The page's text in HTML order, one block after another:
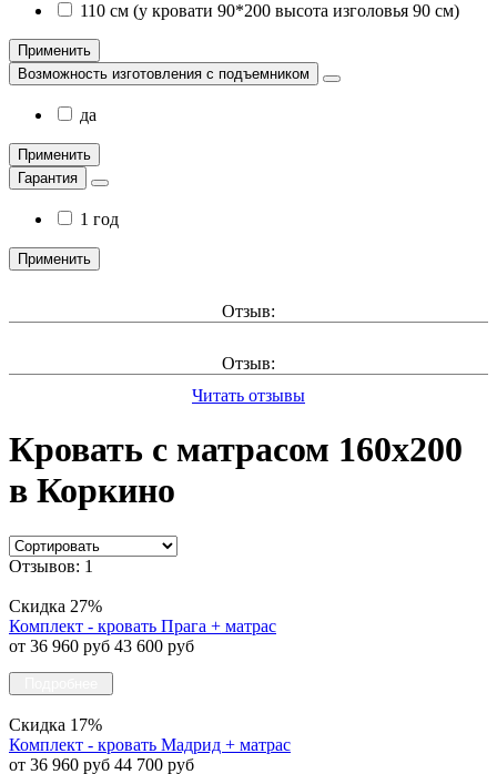
110 см (у кровати 90*200 высота изголовья 90 см)
Применить
Возможность изготовления с подъемником
да
Применить
Гарантия
1 год
Применить
Отзыв:
Отзыв:
Читать отзывы
Кровать с матрасом 160х200
в Коркино
Отзывов: 1
Скидка 27%
Комплект - кровать Прага + матрас
от 36 960 руб 43 600 руб
Скидка 17%
Комплект - кровать Мадрид + матрас
от 36 960 руб 44 700 руб